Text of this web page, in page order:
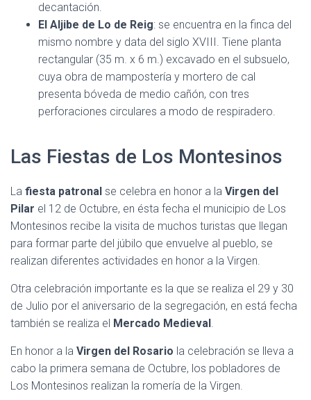
decantación.
El Aljibe de Lo de Reig: se encuentra en la finca del
mismo nombre y data del siglo XVIII. Tiene planta
rectangular (35 m. x 6 m.) excavado en el subsuelo,
cuya obra de mampostería y mortero de cal
presenta bóveda de medio cañón, con tres
perforaciones circulares a modo de respiradero.
Las Fiestas de Los Montesinos
La fiesta patronal se celebra en honor a la Virgen del
Pilar el 12 de Octubre, en ésta fecha el municipio de Los
Montesinos recibe la visita de muchos turistas que llegan
para formar parte del júbilo que envuelve al pueblo, se
realizan diferentes actividades en honor a la Virgen.
Otra celebración importante es la que se realiza el 29 y 30
de Julio por el aniversario de la segregación, en está fecha
también se realiza el Mercado Medieval.
En honor a la Virgen del Rosario la celebración se lleva a
cabo la primera semana de Octubre, los pobladores de
Los Montesinos realizan la romería de la Virgen.